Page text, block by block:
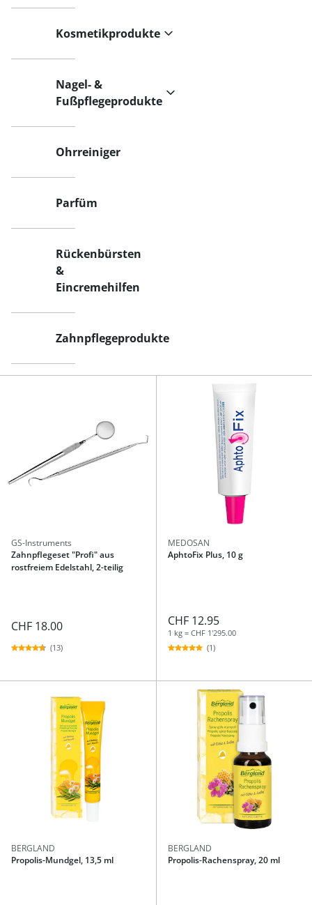
Kosmetikprodukte
Nagel- &
Fußpflegeprodukte
Ohrreiniger
Parfüm
Rückenbürsten
&
Eincremehilfen
Zahnpflegeprodukte
GS-Instruments
Zahnpflegeset "Profi" aus
rostfreiem Edelstahl, 2-teilig
CHF 18.00
(13)
MEDOSAN
AphtoFix Plus, 10 g
CHF 12.95
1 kg = CHF 1'295.00
(1)
BERGLAND
Propolis-Mundgel, 13,5 ml
BERGLAND
Propolis-Rachenspray, 20 ml